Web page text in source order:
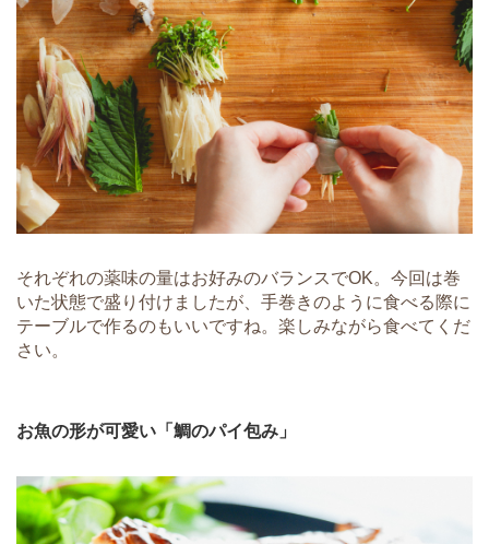
それぞれの薬味の量はお好みのバランスでOK。今回は巻
いた状態で盛り付けましたが、手巻きのように食べる際に
テーブルで作るのもいいですね。楽しみながら食べてくだ
さい。
お魚の形が可愛い「鯛のパイ包み」